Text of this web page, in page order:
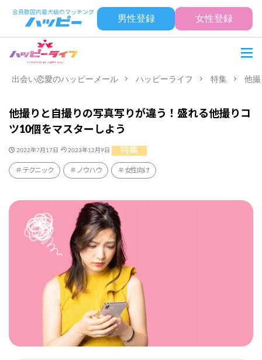
男性登録 女性登録
出会い恋愛のハッピーメール ハッピーライフ 特集 他
他撮りと自撮りの写真写りが違う！盛れる他撮りコ
ツ10個をマスターしよう
2022年7月17日 2023年12月9日 特集
テクニック ノウハウ 女性向け